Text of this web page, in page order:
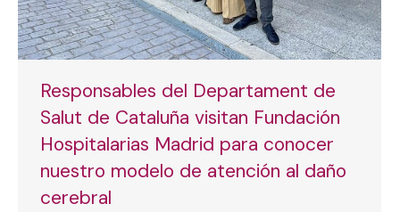
Responsables del Departament de
Salut de Cataluña visitan Fundación
Hospitalarias Madrid para conocer
nuestro modelo de atención al daño
cerebral